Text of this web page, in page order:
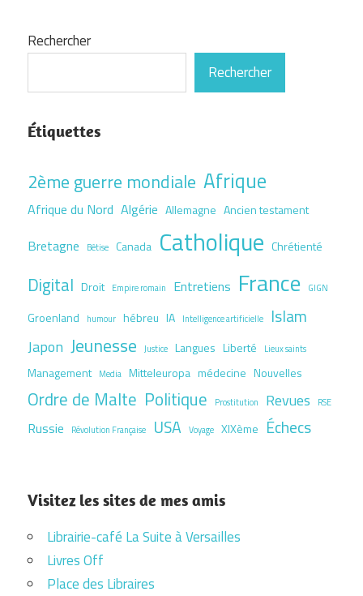
Rechercher
Rechercher
Étiquettes
2ème guerre mondiale Afrique
Afrique du Nord Algérie Allemagne Ancien testament
Bretagne Bêtise Canada Catholique Chrétienté
Digital Droit Empire romain Entretiens France GIGN
Groenland humour hébreu IA Intelligence artificielle Islam
Japon Jeunesse Justice Langues Liberté Lieux saints
Management Media Mitteleuropa médecine Nouvelles
Ordre de Malte Politique Prostitution Revues RSE
Russie Révolution Française USA Voyage XIXème Échecs
Visitez les sites de mes amis
Librairie-café La Suite à Versailles
Livres Off
Place des Libraires